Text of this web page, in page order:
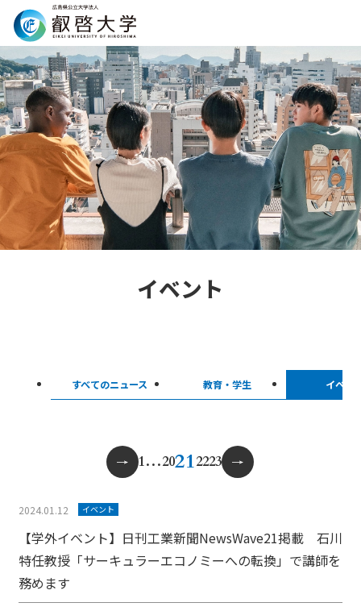
Search
イベント
すべてのニュース 教育・学生 イベン
ペ
ー
ジ
送
り
1…20212223
2024.01.12 イベント
【学外イベント】日刊工業新聞NewsWave21掲載 石川
特任教授「サーキュラーエコノミーへの転換」で講師を
務めます